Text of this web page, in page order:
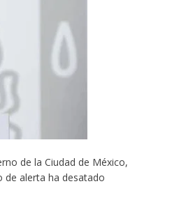
de la Ciudad de México,
de alerta ha desatado